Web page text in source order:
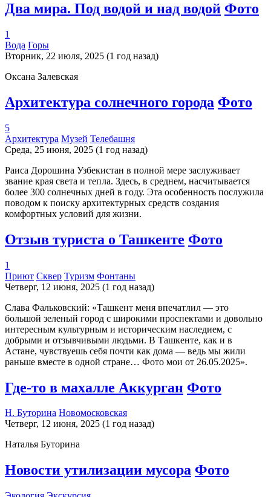
Два мира. Под водой и над водой Фото
1
Вода Горы
Вторник, 22 июля, 2025 (1 год назад)
Оксана Залевская
Архитектура солнечного города Фото
5
Архитектура Музей Телебашня
Среда, 25 июня, 2025 (1 год назад)
Раиса Дорошина Узбекистан в полной мере заслуживает
звание края света и тепла. Здесь, в среднем, насчитывается
более 300 солнечных дней в году. Эта особенность послужила
поводом к поиску архитектурных средств создания
комфортных условий для жизни.
Отзыв туриста о Ташкенте Фото
1
Приют Сквер Туризм Фонтаны
Четверг, 12 июня, 2025 (1 год назад)
Слава Фальковский: «Ташкент меня впечатлил — это
большой зеленый город с широкими проспектами и довольно
интересным культурным и историческим наследием, с
добрыми и отзывчивыми людьми. В Ташкенте, как и в
Астане, чувствуешь себя почти как дома — ведь мы жили
раньше вместе в одной стране… Фото мои от 26.05.2025».
Где-то в махалле Аккурган Фото
Н. Буторина Новомосковская
Четверг, 12 июня, 2025 (1 год назад)
Наталья Буторина
Новости утилизации мусора Фото